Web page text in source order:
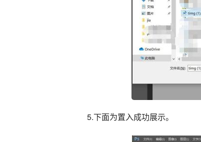
5.下面为置入成功展示。